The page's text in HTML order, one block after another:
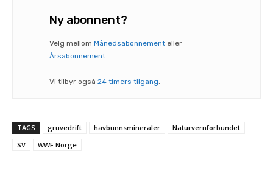
Ny abonnent?
Velg mellom Månedsabonnement eller
Årsabonnement.
Vi tilbyr også 24 timers tilgang.
TAGS gruvedrift havbunnsmineraler
Naturvernforbundet
SV
WWF Norge